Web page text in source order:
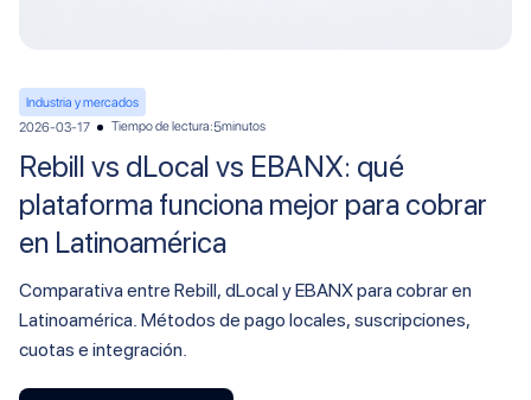
Industria y mercados
2026-03-17
Tiempo de lectura:5minutos
Rebill vs dLocal vs EBANX: qué
plataforma funciona mejor para cobrar
en Latinoamérica
Comparativa entre Rebill, dLocal y EBANX para cobrar en
Latinoamérica. Métodos de pago locales, suscripciones,
cuotas e integración.